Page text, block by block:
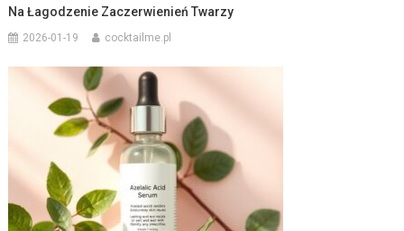
Na Łagodzenie Zaczerwienień Twarzy
2026-01-19 cocktailme.pl